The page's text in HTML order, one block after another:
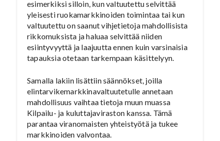
esimerkiksi silloin, kun valtuutettu selvittää
yleisesti ruokamarkkinoiden toimintaa tai kun
valtuutettu on saanut vihjetietoja mahdollisista
rikkomuksista ja haluaa selvittää niiden
esiintyvyyttä ja laajuutta ennen kuin varsinaisia
tapauksia otetaan tarkempaan käsittelyyn.
Samalla lakiin lisättiin säännökset, joilla
elintarvikemarkkinavaltuutetulle annetaan
mahdollisuus vaihtaa tietoja muun muassa
Kilpailu- ja kuluttajaviraston kanssa. Tämä
parantaa viranomaisten yhteistyötä ja tukee
markkinoiden valvontaa.